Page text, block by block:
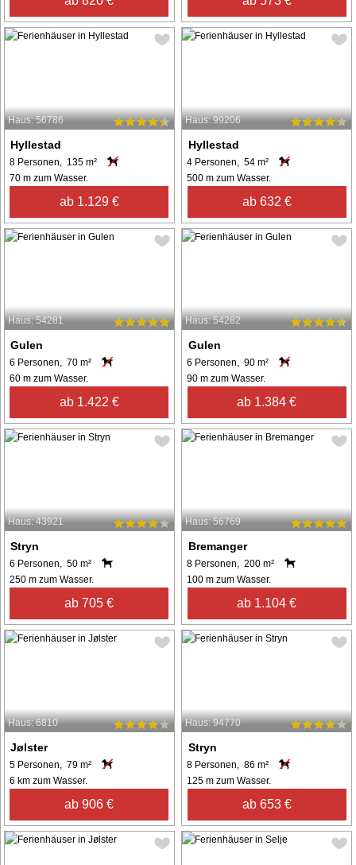
Haus: 56786
Hyllestad
8 Personen, 135 m²
70 m zum Wasser.
ab 1.129 €
Haus: 99206
Hyllestad
4 Personen, 54 m²
500 m zum Wasser.
ab 632 €
Haus: 54281
Gulen
6 Personen, 70 m²
60 m zum Wasser.
ab 1.422 €
Haus: 54282
Gulen
6 Personen, 90 m²
90 m zum Wasser.
ab 1.384 €
Haus: 43921
Stryn
6 Personen, 50 m²
250 m zum Wasser.
ab 705 €
Haus: 56769
Bremanger
8 Personen, 200 m²
100 m zum Wasser.
ab 1.104 €
Haus: 6810
Jølster
5 Personen, 79 m²
6 km zum Wasser.
ab 906 €
Haus: 94770
Stryn
8 Personen, 86 m²
125 m zum Wasser.
ab 653 €